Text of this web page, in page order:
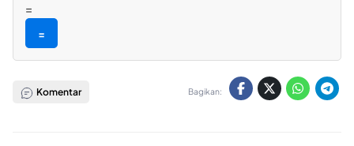
=
=
Komentar Bagikan: